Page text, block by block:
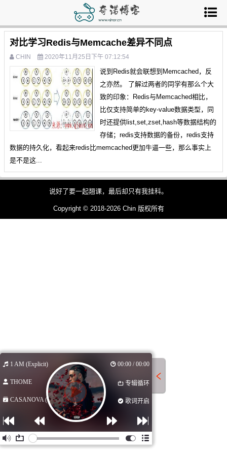
对比学习Redis与Memcache差异不同点
CHIN 2020年11月25日下午 07:12:54
说到Redis就会联想到Memcached，反
之亦然。 了解过两者的同学有那么个大
致的印象：Redis与Memcached相比，
比仅支持简单的key-value数据类型，同
时还提供list,set,zset,hash等数据结构的
存储；redis支持数据的备份，redis支持
数据的持久化，看起来redis比memcached更加牛逼一些，那么事实上
是不是这...
说好了要一起翘课，最后却只有我挂科。
Copyright © 2018-2026 Chin 版权所有
1 AM (Explicit) 00:00 / 00:00
THOME 专辑循环
CASANOVA (Ex... 歌词开启